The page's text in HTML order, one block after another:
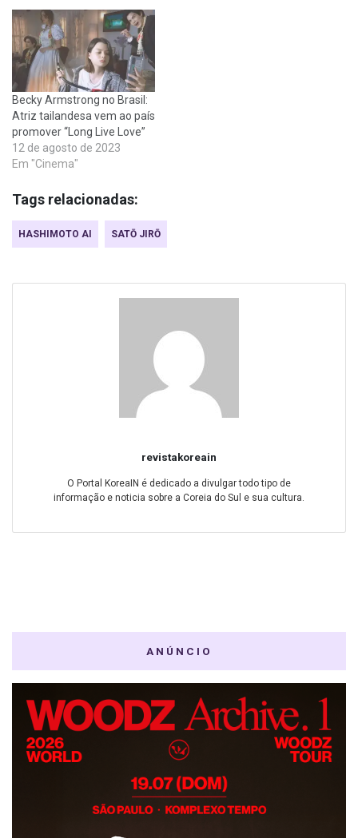
Becky Armstrong no Brasil:
Atriz tailandesa vem ao país
promover “Long Live Love”
12 de agosto de 2023
Em "Cinema"
Tags relacionadas:
HASHIMOTO AI SATŌ JIRŌ
revistakoreain
O Portal KoreaIN é dedicado a divulgar todo tipo de
informação e noticia sobre a Coreia do Sul e sua cultura.
ANÚNCIO